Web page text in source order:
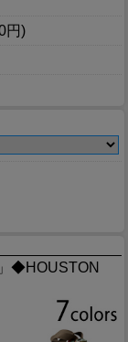
円)
◆HOUSTON